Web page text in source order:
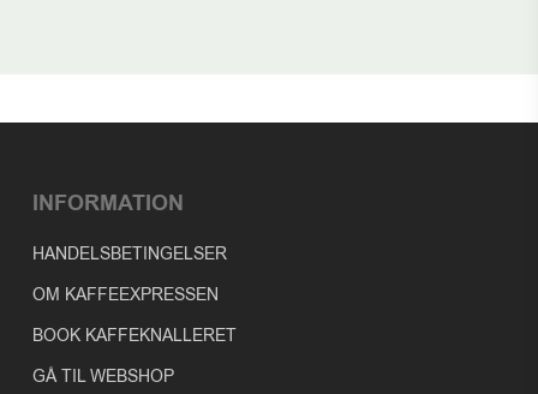
INFORMATION
HANDELSBETINGELSER
OM KAFFEEXPRESSEN
BOOK KAFFEKNALLERET
GÅ TIL WEBSHOP